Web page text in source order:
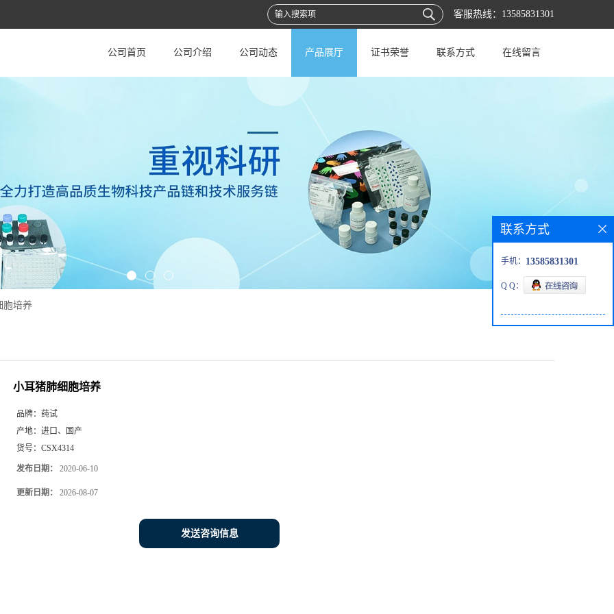
客服热线： 13585831301
公司首页 公司介绍 公司动态 产品展厅 证书荣誉 联系方式 在线留言
胞培养
小耳猪肺细胞培养
品牌： 莼试
产地： 进口、国产
货号： CSX4314
发布日期： 2020-06-10
更新日期： 2026-08-07
发送咨询信息
联系方式
手机： 13585831301
Q Q：